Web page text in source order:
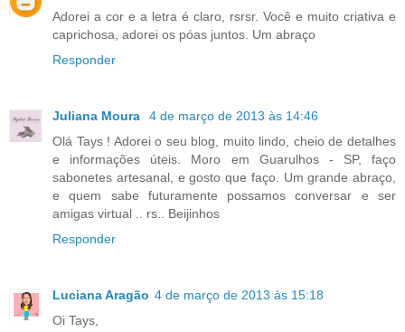
Adorei a cor e a letra é claro, rsrsr. Você e muito criativa e
caprichosa, adorei os póas juntos. Um abraço
Responder
Juliana Moura
4 de março de 2013 às 14:46
Olá Tays ! Adorei o seu blog, muito lindo, cheio de detalhes
e informações úteis. Moro em Guarulhos - SP, faço
sabonetes artesanal, e gosto que faço. Um grande abraço,
e quem sabe futuramente possamos conversar e ser
amigas virtual .. rs.. Beijinhos
Responder
Luciana Aragão 4 de março de 2013 às 15:18
Oi Tays,